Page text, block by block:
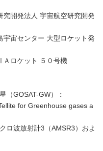
法人 宇宙航空研究開発
大型ロケット発
ケット ５０号機
（GOSAT-GW）：
for Greenhouse gases a
ロ波放射計3（AMSR3）およ